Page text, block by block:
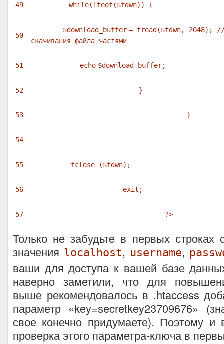
49 while(! feof($fdwn)) {
50
$download_buffer = fread ($fdwn, 2048);
//
скачивания файла частями
51 echo $download_buffer;
52 }
53 }
54
55 fclose ($fdwn);
56 exit ;
57 ?>
Только не забудьте в первых строках
значения localhost, username,
ваши для доступа к вашей базе
наверно заметили, что для
выше рекомендовалось в .htaccess
параметр «key=secretkey23709676»
свое конечно придумаете). Поэтому и
проверка этого параметра-ключа в